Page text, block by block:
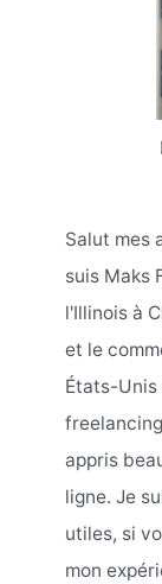
Salut mes
suis Maks
l'Illinois à
et le
États-
appris
ligne. Je
utiles, si
mon